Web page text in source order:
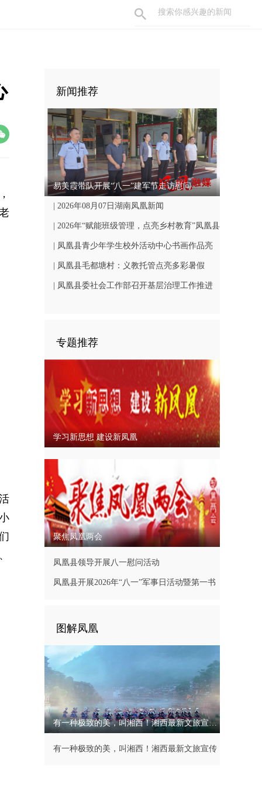
新闻推荐
易美霞带队开展“八一”建军节走访慰问
| 2026年08月07日湖南凤凰新闻
| 2026年“赋能班级管理，点亮乡村教育”凤凰县
中小学骨干班主任国培计划开班仪式顺利举行
（B1402-3）
| 凤凰县青少年学生校外活动中心书画作品亮
相凤凰古城从文广场
| 凤凰县毛都塘村：义教托管点亮多彩暑假
| 凤凰县委社会工作部召开基层治理工作推进
专题推荐
学习新思想 建设新凤凰
聚焦凤凰两会
凤凰县领导开展八一慰问活动
凤凰县开展2026年“八一”军事日活动暨第一书
图解凤凰
有一种极致的美，叫湘西！湘西最新文旅宣传片
有一种极致的美，叫湘西！湘西最新文旅宣传